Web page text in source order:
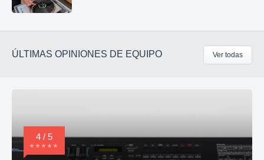
ÚLTIMAS OPINIONES DE EQUIPO Ver todas
4 / 5